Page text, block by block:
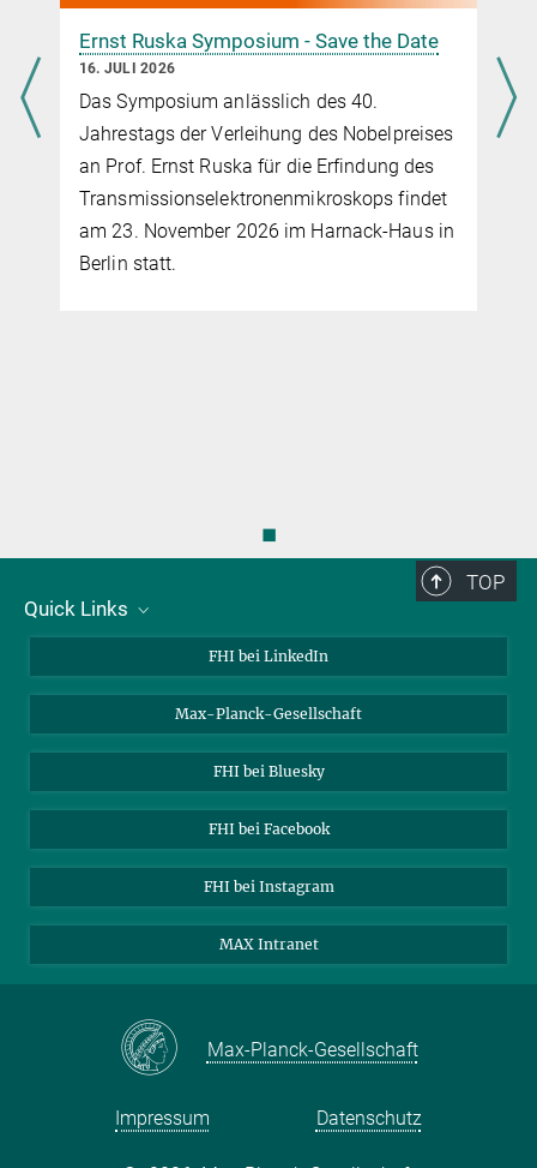
Ernst Ruska Symposium - Save the Date
16. JULI 2026
Das Symposium anlässlich des 40.
Jahrestags der Verleihung des Nobelpreises
an Prof. Ernst Ruska für die Erfindung des
Transmissionselektronenmikroskops findet
am 23. November 2026 im Harnack-Haus in
Berlin statt.
◼
TOP
Quick Links
Kontakt
Stellenangebote
FHI bei LinkedIn
Max-Planck-Gesellschaft
FHI bei Bluesky
FHI bei Facebook
FHI bei Instagram
MAX Intranet
Max-Planck-Gesellschaft
Impressum Datenschutz